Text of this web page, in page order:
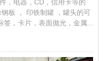
，电器，CD，信用卡等的
板 ， 印铁制罐 ，罐头的可
，卡片，表面抛光，金属...